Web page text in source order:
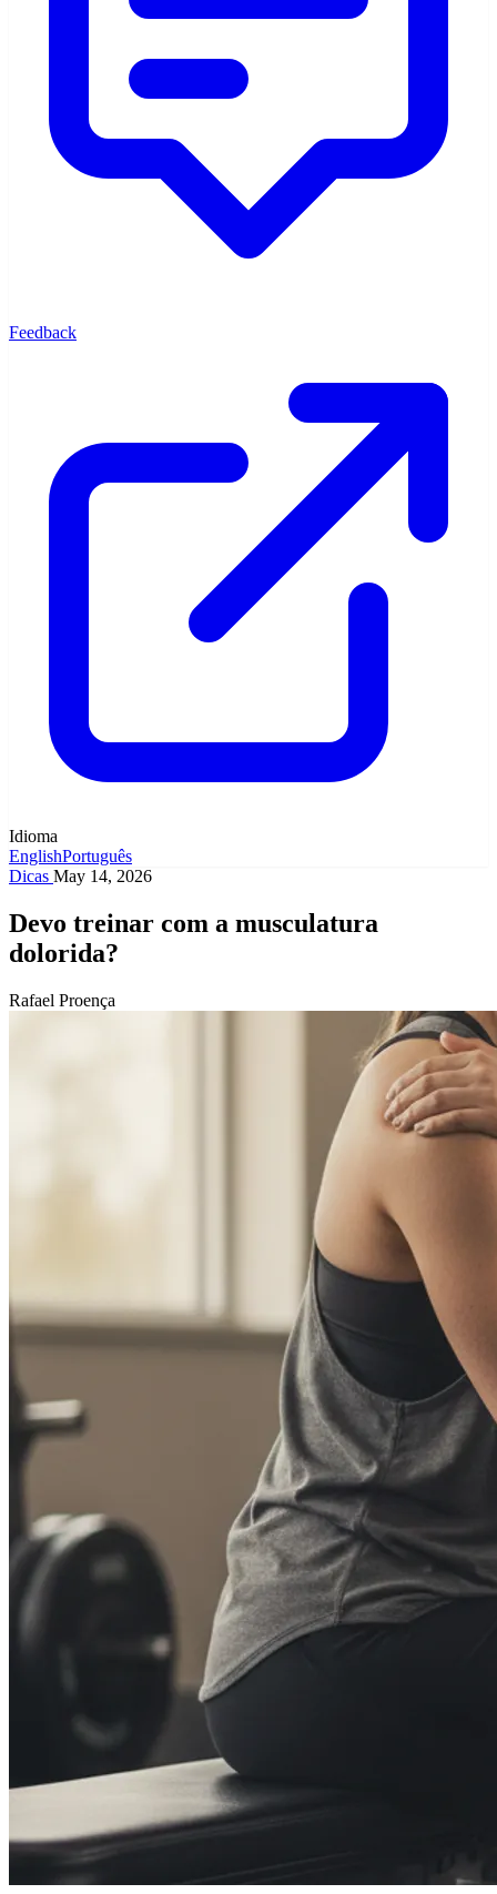
Feedback
Idioma
EnglishPortuguês
Dicas May 14, 2026
Devo treinar com a musculatura
dolorida?
Rafael Proença